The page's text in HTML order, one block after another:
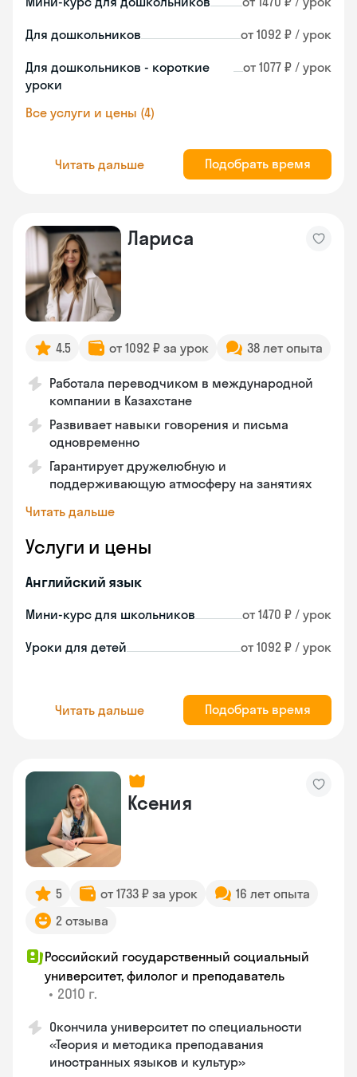
Для дошкольников от 1092 ₽ / урок
Для дошкольников - короткие
уроки
от 1077 ₽ / урок
Все услуги и цены (4)
Читать дальше Подобрать время
Лариса
4.5 от 1092 ₽ за урок 38 лет опыта
Работала переводчиком в международной
компании в Казахстане
Развивает навыки говорения и письма
одновременно
Гарантирует дружелюбную и
поддерживающую атмосферу на занятиях
Читать дальше
Услуги и цены
Английский язык
Мини-курс для школьников от 1470 ₽ / урок
Уроки для детей от 1092 ₽ / урок
Читать дальше Подобрать время
Ксения
5 от 1733 ₽ за урок
16 лет опыта
2 отзыва
Российский государственный социальный
университет, филолог и преподаватель
• 2010 г.
Окончила университет по специальности
«Теория и методика преподавания
иностранных языков и культур»